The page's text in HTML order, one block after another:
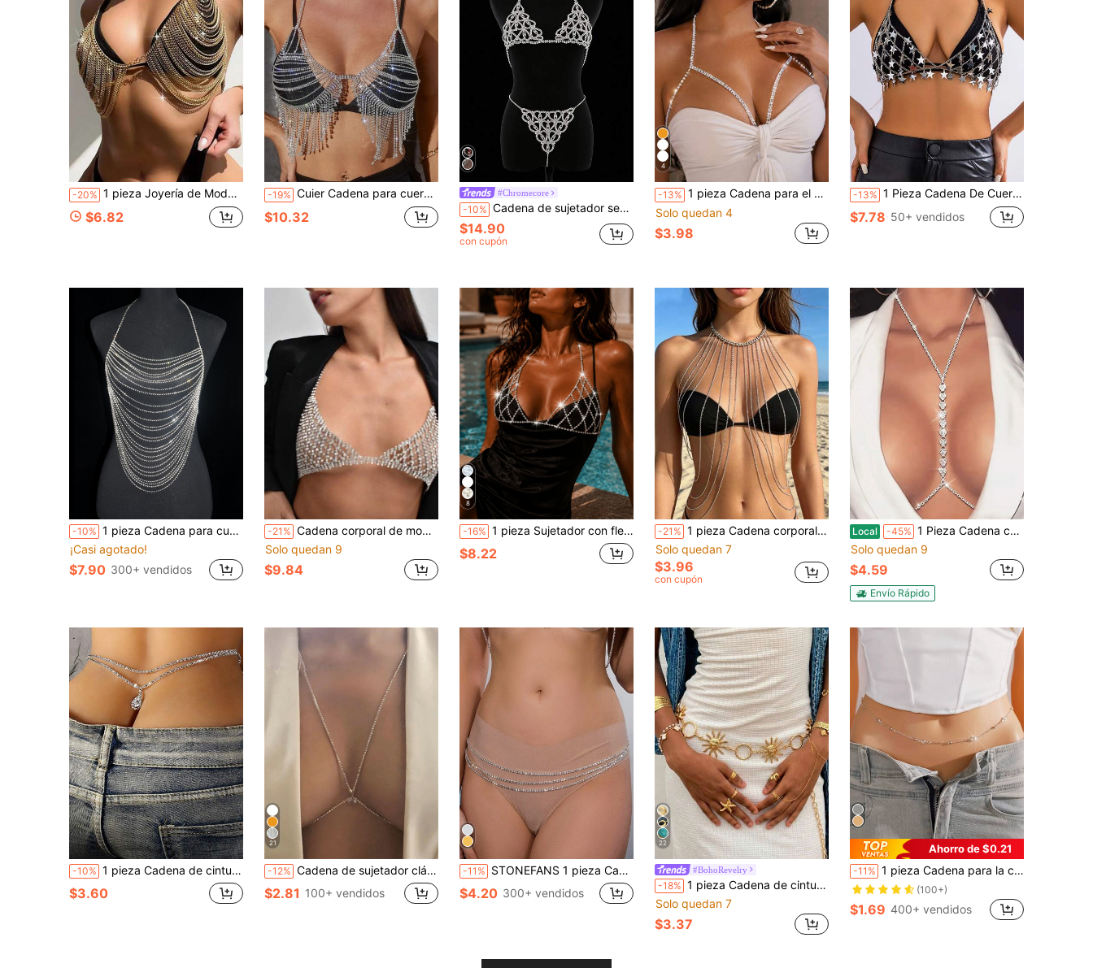
-20% 1 pieza Joyería de Moda, Collar Cadena de Bikini Sexy Multicapa con Cadenas y Borlas Cadena Corporal
$6.82
-19% Cuier Cadena para cuerpo con diseño de diamante de imitación
$10.32
#Chromecore
-10% Cadena de sujetador sexy, lencería de bikini plateada, cadena corporal brillante, bragas de cristal
$14.90
con cupón
4
-13% 1 pieza Cadena para el Body con cristales brillantes y sexy, cadena para el Body de bikini para fiesta en la playa, accesorio de joyería de moda para mujeres
Solo quedan 4
$3.98
-13% 1 Pieza Cadena De Cuerpo De Decoración De Lentejuelas Con Forma De Estrella Brillante Y Borlas De Pedrería De Arco Iris, Perfecta Para Ropa De Festivales Y Falda De Fiesta En Discoteca Para Mujeres
$7.78 50+ vendidos
-10% 1 pieza Cadena para cuerpo lujo artificial con diseño de cristal para mujeres para vida diaria
¡Casi agotado!
$7.90 300+ vendidos
-21% Cadena corporal de moda con calado y brillantes de rhinestone, accesorio personalizado de bikini para discoteca para mujeres
Solo quedan 9
$9.84
8
-16% 1 pieza Sujetador con flecos y cristales de discoteca, bikini de moda para fiesta de playa de verano, cadena de cristal para el pecho
$8.22
-21% 1 pieza Cadena corporal de plata, adecuada para usar en vacaciones en la playa
Solo quedan 7
$3.96
con cupón
Local -45% 1 Pieza Cadena con Cristal Rhinestone para Pecho, Arnés, Cadena para Cintura, Pecho, Barriga, Joyería Corporal, Collar para Mujeres como Accesorios de Ropa de Fiesta
Solo quedan 9
$4.59
Envío Rápido
-10% 1 pieza Cadena de cintura multicapa con colgante de cristal, accesorio de moda para fiestas, joyería para mujer
$3.60
21
-12% Cadena de sujetador clásica para mujer, joyería corporal con incrustaciones de rhinestones, accesorio sexy para fiestas
$2.81 100+ vendidos
-11% STONEFANS 1 pieza Cadena para el vientre de mujer con rhinestones de varias capas, joya versátil de cadena para la cintura para accesorio corporal de fiesta
$4.20 300+ vendidos
22
#BohoRevelry
-18% 1 pieza Cadena de cintura de metal con girasol de moda sexy para chica caliente, diseño de nicho para mujer, cadena corporal con colgante de cara
Solo quedan 7
$3.37
Ahorro de $0.21
-11% 1 pieza Cadena para la cintura de mujer con cristales, joyería minimalista y sexy de cadena corporal, apta para la playa, vacaciones, citas, regalos, uso diario en verano, fiestas
(100+)
$1.69 400+ vendidos